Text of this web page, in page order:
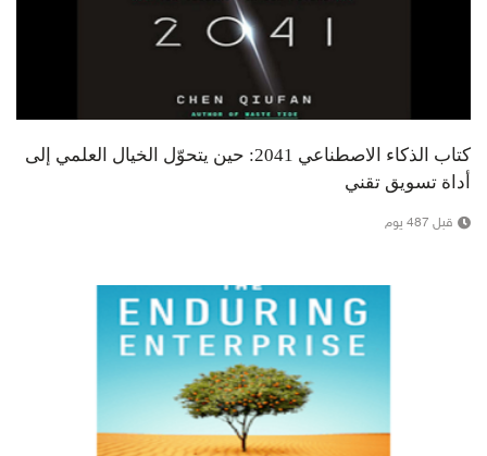
كتاب الذكاء الاصطناعي 2041: حين يتحوّل الخيال العلمي إلى
أداة تسويق تقني
قبل 487 يوم